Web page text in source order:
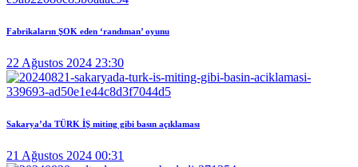
Fabrikaların ŞOK eden ‘randıman’ oyunu
22 Ağustos 2024 23:30
Sakarya’da TÜRK İŞ miting gibi basın açıklaması
21 Ağustos 2024 00:31